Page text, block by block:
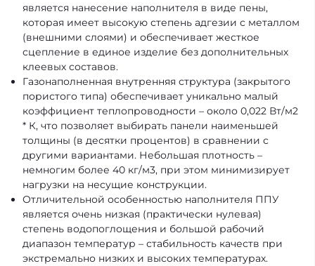
является нанесение наполнителя в виде пены,
которая имеет высокую степень адгезии с металлом
(внешними слоями) и обеспечивает жесткое
сцепление в единое изделие без дополнительных
клеевых составов.
Газонаполненная внутренняя структура (закрытого
пористого типа) обеспечивает уникально малый
коэффициент теплопроводности – около 0,022 Вт/м2
* К, что позволяет выбирать панели наименьшей
толщины (в десятки процентов) в сравнении с
другими вариантами. Небольшая плотность –
немногим более 40 кг/м3, при этом минимизирует
нагрузки на несущие конструкции.
Отличительной особенностью наполнителя ППУ
является очень низкая (практически нулевая)
степень водопоглощения и большой рабочий
диапазон температур – стабильность качеств при
экстремально низких и высоких температурах.